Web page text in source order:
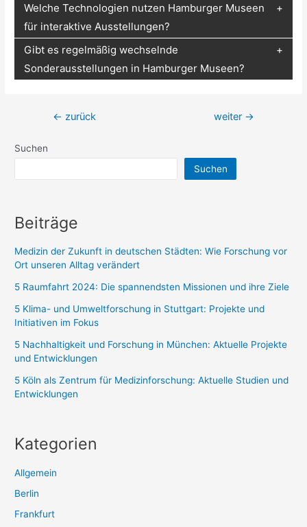
Welche Technologien nutzen Hamburger Museen
für interaktive Ausstellungen?
Gibt es regelmäßig wechselnde
Sonderausstellungen in Hamburger Museen?
Beitragsnavigation
← zurück weiter →
Suchen
Suchen
Beiträge
Medizin der Zukunft in deutschen Städten: Wie Forschung vor
Ort unseren Alltag verändert
5 Raumfahrt 2024: Die spannendsten Missionen und ihre Ziele
5 Klima- und Umweltforschung in Stuttgart: Projekte und
Initiativen im Fokus
5 Nachhaltigkeit und Forschung in München: Aktuelle Projekte
und Entwicklungen
5 Köln als Zentrum für Medizinforschung: Aktuelle Studien und
Entwicklungen
Kategorien
Allgemein
Berlin
Frankfurt